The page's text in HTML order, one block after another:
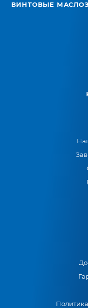
ВИНТОВЫЕ